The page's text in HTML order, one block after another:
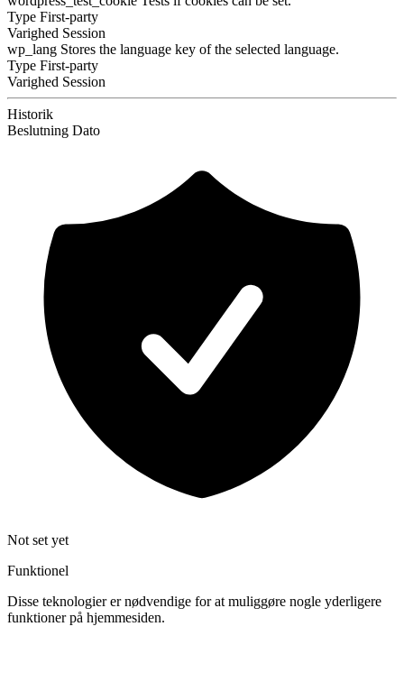
Type First-party
Varighed Session
wp_lang Stores the language key of the selected language.
Type First-party
Varighed Session
Historik
Beslutning Dato
Not set yet
Funktionel
Disse teknologier er nødvendige for at muliggøre nogle yderligere
funktioner på hjemmesiden.